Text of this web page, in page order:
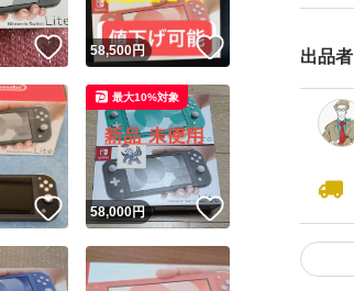
出品者
いいね！
58,500円
いいね！
58,000円
最大10%対象